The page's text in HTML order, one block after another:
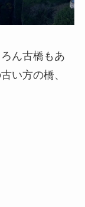
ん古橋もあ
い方の橋、